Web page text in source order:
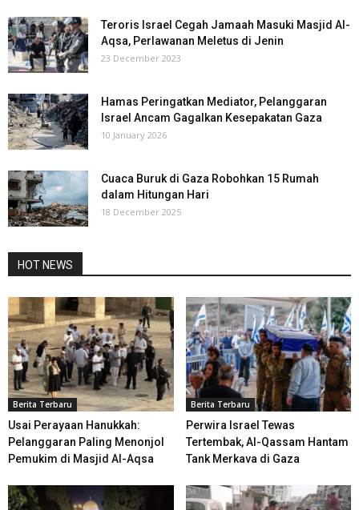
Teroris Israel Cegah Jamaah Masuki Masjid Al-
Aqsa, Perlawanan Meletus di Jenin
23 December 2023
Hamas Peringatkan Mediator, Pelanggaran
Israel Ancam Gagalkan Kesepakatan Gaza
10 January 2026
Cuaca Buruk di Gaza Robohkan 15 Rumah
dalam Hitungan Hari
18 December 2025
HOT NEWS
Berita Terbaru
Usai Perayaan Hanukkah:
Pelanggaran Paling Menonjol
Pemukim di Masjid Al-Aqsa
Berita Terbaru
Perwira Israel Tewas
Tertembak, Al-Qassam Hantam
Tank Merkava di Gaza